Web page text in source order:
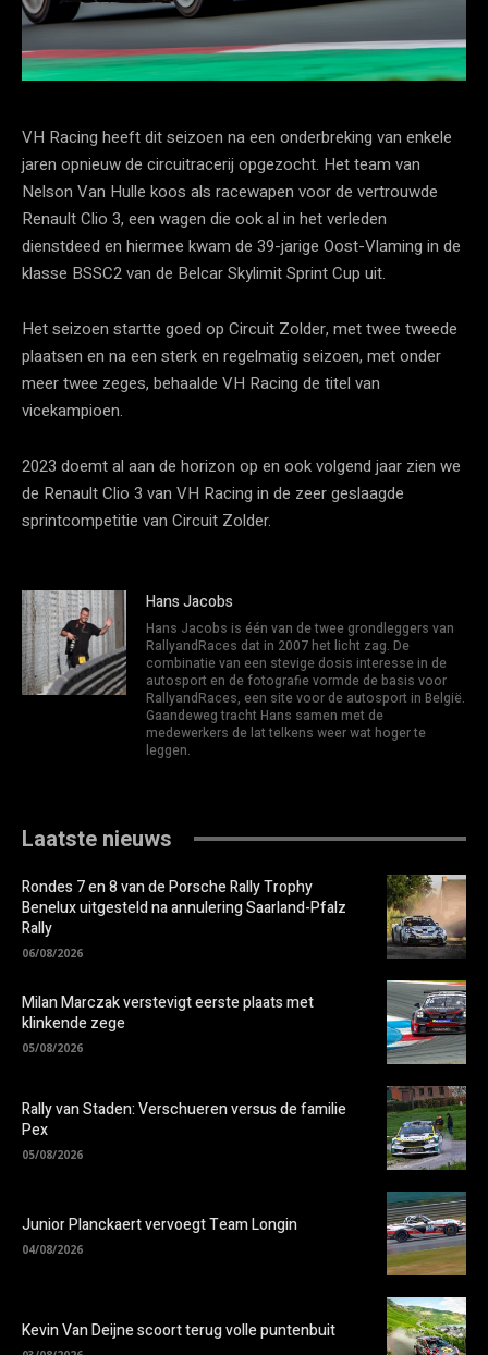
VH Racing heeft dit seizoen na een onderbreking van enkele
jaren opnieuw de circuitracerij opgezocht. Het team van
Nelson Van Hulle koos als racewapen voor de vertrouwde
Renault Clio 3, een wagen die ook al in het verleden
dienstdeed en hiermee kwam de 39-jarige Oost-Vlaming in de
klasse BSSC2 van de Belcar Skylimit Sprint Cup uit.
Het seizoen startte goed op Circuit Zolder, met twee tweede
plaatsen en na een sterk en regelmatig seizoen, met onder
meer twee zeges, behaalde VH Racing de titel van
vicekampioen.
2023 doemt al aan de horizon op en ook volgend jaar zien we
de Renault Clio 3 van VH Racing in de zeer geslaagde
sprintcompetitie van Circuit Zolder.
Hans Jacobs
Hans Jacobs is één van de twee grondleggers van
RallyandRaces dat in 2007 het licht zag. De
combinatie van een stevige dosis interesse in de
autosport en de fotografie vormde de basis voor
RallyandRaces, een site voor de autosport in België.
Gaandeweg tracht Hans samen met de
medewerkers de lat telkens weer wat hoger te
leggen.
Laatste nieuws
Rondes 7 en 8 van de Porsche Rally Trophy
Benelux uitgesteld na annulering Saarland-Pfalz
Rally
06/08/2026
Milan Marczak verstevigt eerste plaats met
klinkende zege
05/08/2026
Rally van Staden: Verschueren versus de familie
Pex
05/08/2026
Junior Planckaert vervoegt Team Longin
04/08/2026
Kevin Van Deijne scoort terug volle puntenbuit